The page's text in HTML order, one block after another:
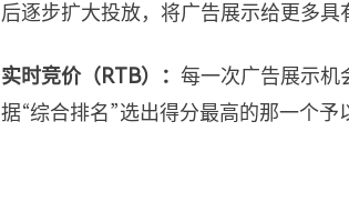
后逐步扩大投放，将广告展示给更多具
实时竞价（RTB）：每一次广告展示机
据“综合排名”选出得分最高的那一个予